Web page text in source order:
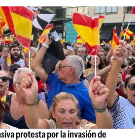
protesta por la invasión de